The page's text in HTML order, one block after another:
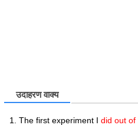
उदाहरण वाक्य
The first experiment I did out of